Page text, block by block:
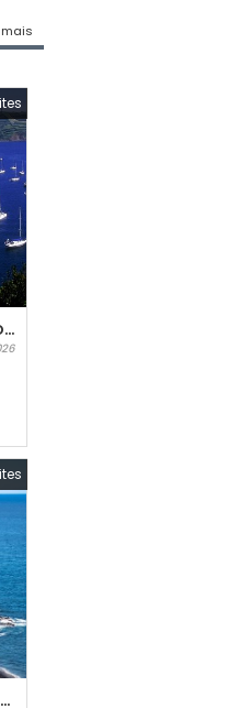
mais
Pelas Jóias Naturais das Ilhas dos Açores
Ilha da Madeira - Aventura e Natureza